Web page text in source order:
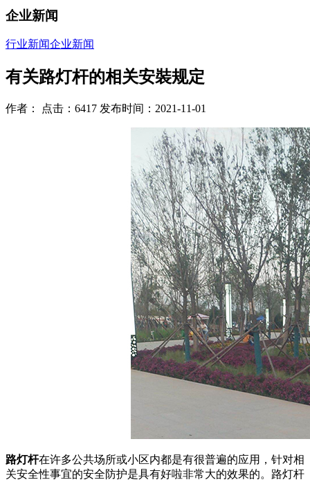
企业新闻
行业新闻企业新闻
有关路灯杆的相关安裝规定
作者： 点击：6417 发布时间：2021-11-01
路灯杆在许多公共场所或小区内都是有很普遍的应用，针对相
关安全性事宜的安全防护是具有好啦非常大的效果的。路灯杆